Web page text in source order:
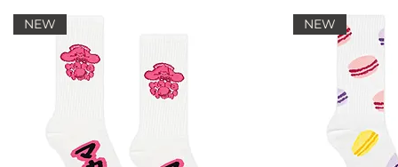
NEW NEW